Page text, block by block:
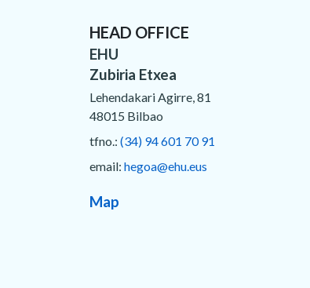
HEAD OFFICE
EHU
Zubiria Etxea
Lehendakari Agirre, 81
48015 Bilbao
tfno.: (34) 94 601 70 91
email: hegoa@ehu.eus
Map